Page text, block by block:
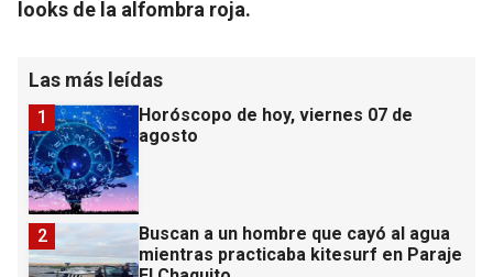
looks de la alfombra roja.
Las más leídas
Horóscopo de hoy, viernes 07 de
agosto
1
Buscan a un hombre que cayó al agua
mientras practicaba kitesurf en Paraje
2